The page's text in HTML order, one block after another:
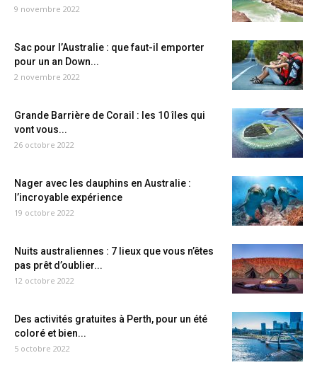
9 novembre 2022
Sac pour l’Australie : que faut-il emporter
pour un an Down...
2 novembre 2022
Grande Barrière de Corail : les 10 îles qui
vont vous...
26 octobre 2022
Nager avec les dauphins en Australie :
l’incroyable expérience
19 octobre 2022
Nuits australiennes : 7 lieux que vous n’êtes
pas prêt d’oublier...
12 octobre 2022
Des activités gratuites à Perth, pour un été
coloré et bien...
5 octobre 2022